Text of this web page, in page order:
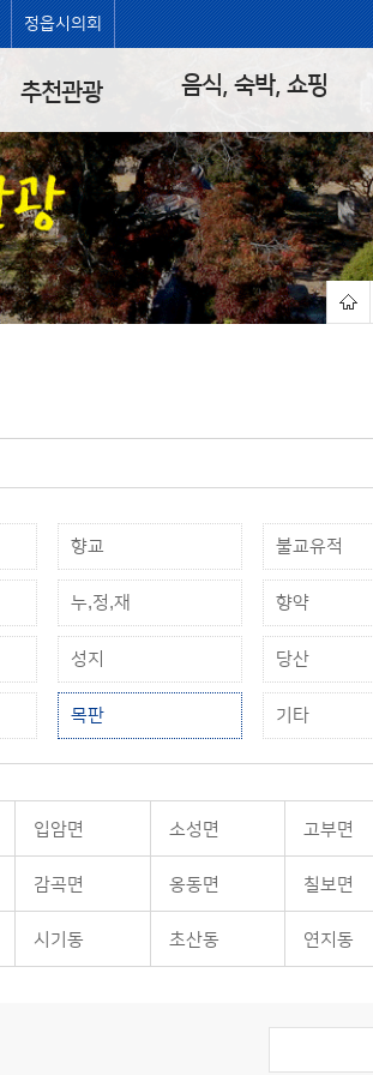
정읍시의회
추천관광 음식, 숙박, 쇼핑
향교 불교유적
누,정,재 향약
성지 당산
목판 기타
입암면 소성면 고부면
감곡면 옹동면 칠보면
시기동 초산동 연지동